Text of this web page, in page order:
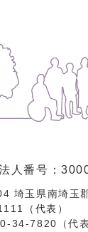
人番号：
埼玉県南埼玉
（代表）
34-7820（代